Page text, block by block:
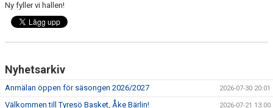
Ny fyller vi hallen!
Nyhetsarkiv
Anmälan öppen för säsongen 2026/2027 2026-07-30 20:01
Välkommen till Tyresö Basket, Åke Bärlin! 2026-07-21 13:00